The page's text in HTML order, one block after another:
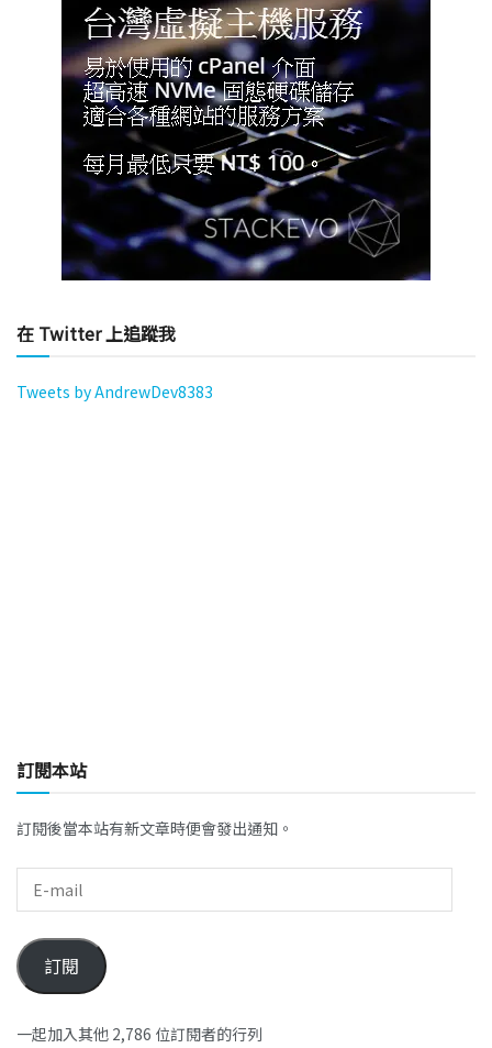
在 Twitter 上追蹤我
Tweets by AndrewDev8383
訂閱本站
訂閱後當本站有新文章時便會發出通知。
訂閱
一起加入其他 2,786 位訂閱者的行列